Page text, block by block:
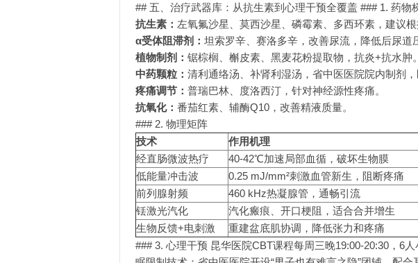
## 五、治疗武器库：从抗生素到心理干预全覆盖 ### 1. 药物
抗生素： 左氧氟沙星、莫西沙星、磷霉素、多西环素，建议根
α受体阻滞剂： 坦索罗辛、赛洛多辛，改善尿流，降低后尿道
植物制剂： 锯棕榈、槲皮素、黑麦花粉提取物，抗炎+抗水肿。
中药颗粒： 清利通络汤、补肾利湿汤，省中医医院院内制剂，
疼痛调节： 普瑞巴林、度洛西汀，针对神经源性疼痛。
抗氧化： 番茄红素、辅酶Q10，改善精液质量。
### 2. 物理矩阵
技术
作用机理
经直肠微波热疗
40-42℃加速局部血循，破坏生物膜
低能量冲击波
0.25 mJ/mm²刺激血管新生，阻断疼痛
前列腺射频
460 kHz热凝腺管，通畅引流
铥激光汽化
汽化瘢痕、开口梗阻，适合合并增生
生物反馈+电刺激
重建盆底肌协调，降低张力和疼痛
### 3. 心理干预 昆华医院CBT课程每周三晚19:00-20:30，6